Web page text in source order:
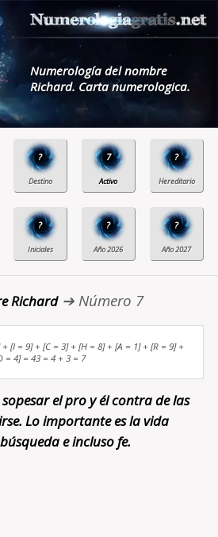
Numerología del nombre
Richard. Carta numerologica.
? 7 ?
? ? ?
Richard➔ Número 7
[I = 9] + [C = 3] + [H = 8] + [A = 1] + [R = 9] +
= 4] = 43 = 4 + 3 = 7
el pro y él contra de las
Lo importante es la vida
e incluso fe.